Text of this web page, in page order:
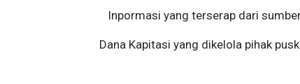
Inpormasi yang terserap dari
Dana Kapitasi yang dikelola pihak